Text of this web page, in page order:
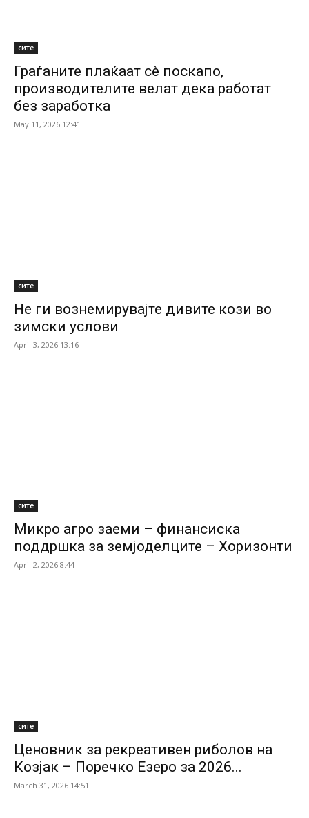
сите
Граѓаните плаќаат сè поскапо,
производителите велат дека работат
без заработка
May 11, 2026 12:41
сите
Не ги вознемирувајте дивите кози во
зимски услови
April 3, 2026 13:16
сите
Микро агро заеми – финансиска
поддршка за земјоделците – Хоризонти
April 2, 2026 8:44
сите
Ценовник за рекреативен риболов на
Козјак – Поречко Езеро за 2026...
March 31, 2026 14:51